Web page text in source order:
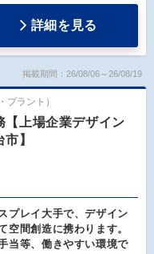
詳細を見る
掲載期間：26/08/06～26/08/19
プラント）
【上場企業デザイン
】
プレイ大手で、デザイン
空間創造に携わります。
当等、働きやすい環境で